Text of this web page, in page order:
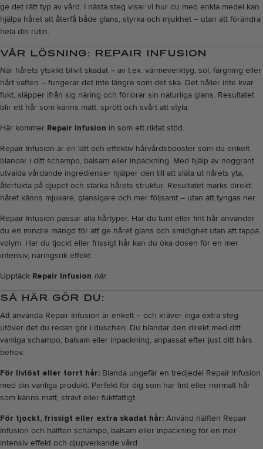
ge det rätt typ av vård. I nästa steg visar vi hur du med enkla medel kan
hjälpa håret att återfå både glans, styrka och mjukhet – utan att förändra
hela din rutin.
VÅR LÖSNING: REPAIR INFUSION
När hårets ytskikt blivit skadat – av t.ex. värmeverktyg, sol, färgning eller
hårt vatten – fungerar det inte längre som det ska. Det håller inte kvar
fukt, släpper ifrån sig näring och förlorar sin naturliga glans. Resultatet
blir ett hår som känns matt, sprött och svårt att styla.
Här kommer Repair Infusion in som ett riktat stöd.
Repair Infusion är en lätt och effektiv hårvårdsbooster som du enkelt
blandar i ditt schampo, balsam eller inpackning. Med hjälp av noggrant
utvalda vårdande ingredienser hjälper den till att släta ut hårets yta,
återfukta på djupet och stärka hårets struktur. Resultatet märks direkt:
håret känns mjukare, glansigare och mer följsamt – utan att tyngas ner.
Repair Infusion passar alla hårtyper. Har du tunt eller fint hår använder
du en mindre mängd för att ge håret glans och smidighet utan att tappa
volym. Har du tjockt eller frissigt hår kan du öka dosen för en mer
intensiv, näringsrik effekt.
Upptäck Repair Infusion här.
SÅ HÄR GÖR DU:
Att använda Repair Infusion är enkelt – och kräver inga extra steg
utöver det du redan gör i duschen. Du blandar den direkt med ditt
vanliga schampo, balsam eller inpackning, anpassat efter just ditt hårs
behov.
För livlöst eller torrt hår: Blanda ungefär en tredjedel Repair Infusion
med din vanliga produkt. Perfekt för dig som har fint eller normalt hår
som känns matt, strävt eller fuktfattigt.
För tjockt, frissigt eller extra skadat hår: Använd hälften Repair
Infusion och hälften schampo, balsam eller inpackning för en mer
intensiv effekt och djupverkande vård.